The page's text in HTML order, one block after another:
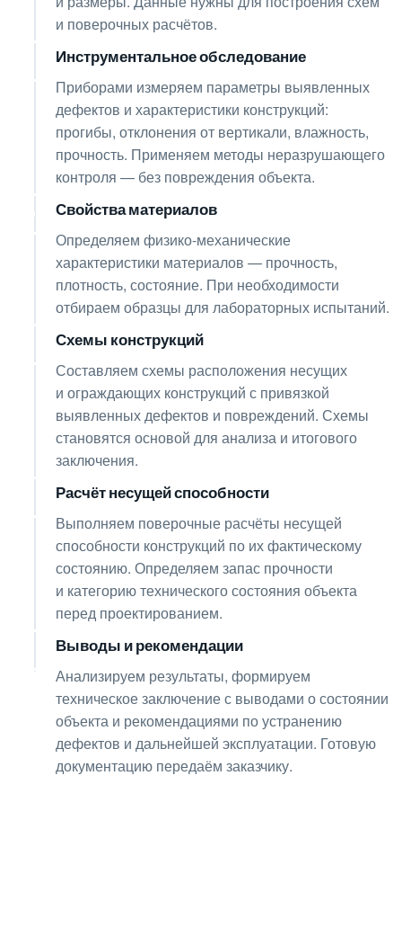
и поверочных расчётов.
Инструментальное обследование
Приборами измеряем параметры выявленных
дефектов и характеристики конструкций:
прогибы, отклонения от вертикали, влажность,
прочность. Применяем методы неразрушающего
контроля — без повреждения объекта.
05 Свойства материалов
Определяем физико-механические
характеристики материалов — прочность,
плотность, состояние. При необходимости
отбираем образцы для лабораторных испытаний.
Схемы конструкций
Составляем схемы расположения несущих
и ограждающих конструкций с привязкой
выявленных дефектов и повреждений. Схемы
становятся основой для анализа и итогового
заключения.
Расчёт несущей способности
Выполняем поверочные расчёты несущей
способности конструкций по их фактическому
состоянию. Определяем запас прочности
и категорию технического состояния объекта
перед проектированием.
Выводы и рекомендации
Анализируем результаты, формируем
техническое заключение с выводами о состоянии
объекта и рекомендациями по устранению
дефектов и дальнейшей эксплуатации. Готовую
документацию передаём заказчику.